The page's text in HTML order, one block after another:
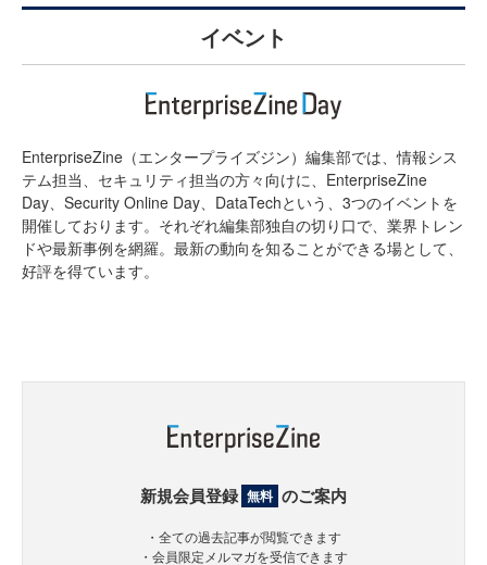
イベント
EnterpriseZine（エンタープライズジン）編集部では、情報シス
テム担当、セキュリティ担当の方々向けに、EnterpriseZine
Day、Security Online Day、DataTechという、3つのイベントを
開催しております。それぞれ編集部独自の切り口で、業界トレン
ドや最新事例を網羅。最新の動向を知ることができる場として、
好評を得ています。
新規会員登録 無料 のご案内
・全ての過去記事が閲覧できます
・会員限定メルマガを受信できます